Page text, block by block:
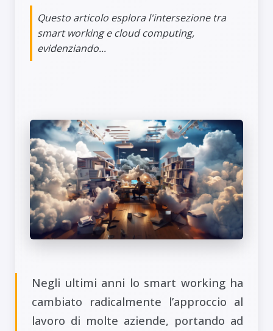
Questo articolo esplora l'intersezione tra
smart working e cloud computing,
evidenziando...
Negli ultimi anni lo smart working ha
cambiato radicalmente l’approccio al
lavoro di molte aziende, portando ad